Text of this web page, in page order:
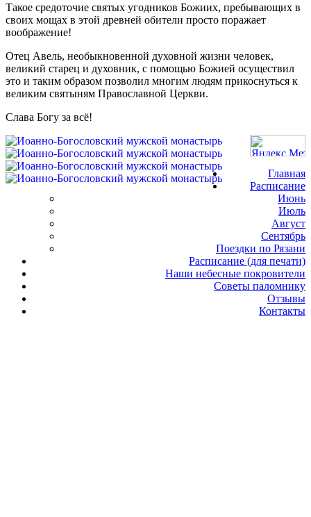
Такое средоточие святых угодников Божиих, пребывающих в
своих мощах в этой древней обители просто поражает
воображение!
Отец Авель, необыкновенной духовной жизни человек,
великий старец и духовник, с помощью Божией осуществил
это и таким образом позволил многим людям прикоснуться к
великим святыням Православной Церкви.
Слава Богу за всё!
Главная
Расписание
Июнь
Июль
Август
Сентябрь
Поездки по Рязани
Расписание (для печати)
Наши небесные покровители
Советы паломнику
Отзывы
Контакты